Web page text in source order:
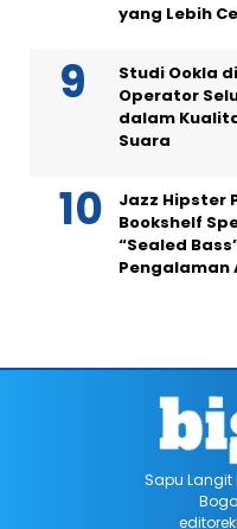
yang Lebih
Studi Ookla
Operator
dalam
Suara
Jazz Hipster
Bookshelf
“Sealed
Pengalaman
Sapu Langit